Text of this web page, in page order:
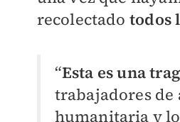
recolectado todos
“Esta es una tra
trabajadores de
humanitaria y